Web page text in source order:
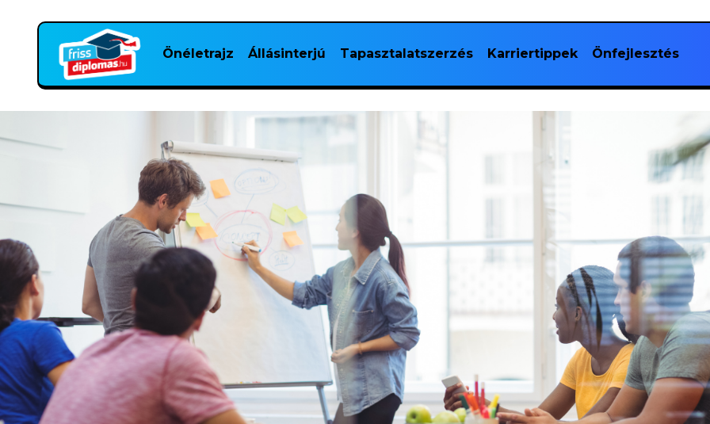
Önéletrajz Állásinterjú Tapasztalatszerzés Karriertippek Önfejlesztés